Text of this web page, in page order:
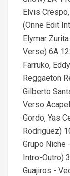
Elvis
(Onne Edit
Elymar
Verse) 6A
Farruko,
Reggaeton
Gilberto
Verso
Gordo, Yas
Rodriguez)
Grupo Niche
Intro-Outro)
Guajiros -